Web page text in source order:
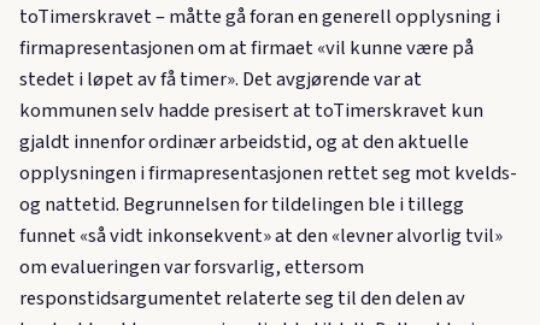
toTimerskravet – måtte gå foran en generell opplysning i
firmapresentasjonen om at firmaet «vil kunne være på
stedet i løpet av få timer». Det avgjørende var at
kommunen selv hadde presisert at toTimerskravet kun
gjaldt innenfor ordinær arbeidstid, og at den aktuelle
opplysningen i firmapresentasjonen rettet seg mot kvelds-
og nattetid. Begrunnelsen for tildelingen ble i tillegg
funnet «så vidt inkonsekvent» at den «levner alvorlig tvil»
om evalueringen var forsvarlig, ettersom
responstidsargumentet relaterte seg til den delen av